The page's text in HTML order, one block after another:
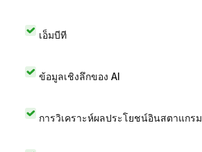
เอ็มบีที
ข้อมูลเชิงลึกของ AI
การวิเคราะห์ผลประโยชน์อินสตาแกรม